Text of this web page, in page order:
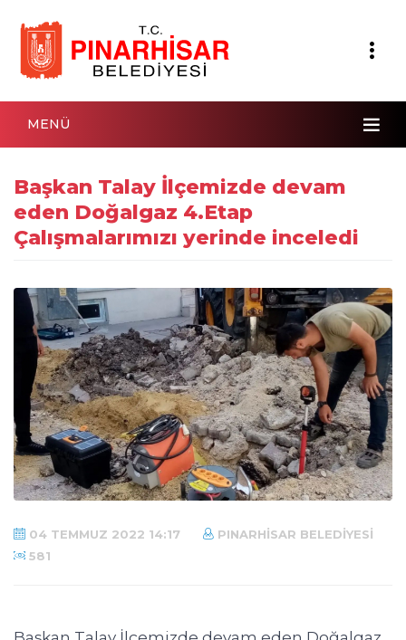
MENÜ
Başkan Talay İlçemizde devam
eden Doğalgaz 4.Etap
Çalışmalarımızı yerinde inceledi
04 TEMMUZ 2022 14:17
PINARHISAR BELEDIYESI
581